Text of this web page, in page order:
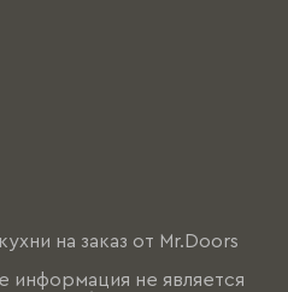
на заказ от Mr.Doors
информация не является